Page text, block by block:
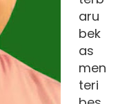
aru
bek
as
men
teri